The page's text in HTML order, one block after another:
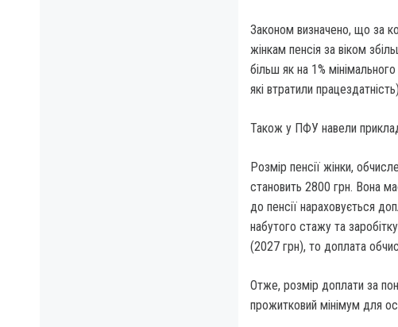
Законом визначено, що за
жінкам пенсія за віком
більш як на 1%
які втратили
Також у ПФУ навели
Розмір пенсії жінки,
становить 2800 грн. Вона
до пенсії нараховується
набутого стажу та
(2027 грн), то доплата
Отже, розмір доплати за
прожитковий мінімум для